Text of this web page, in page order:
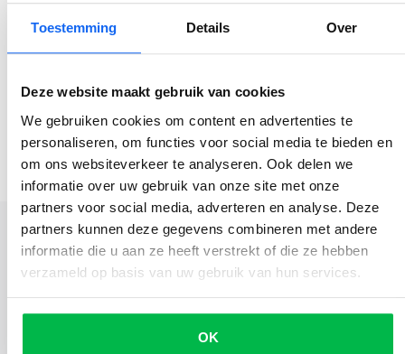
Toestemming Details Over
Deze website maakt gebruik van cookies
We gebruiken cookies om content en advertenties te
personaliseren, om functies voor social media te bieden en
om ons websiteverkeer te analyseren. Ook delen we
informatie over uw gebruik van onze site met onze
partners voor social media, adverteren en analyse. Deze
partners kunnen deze gegevens combineren met andere
informatie die u aan ze heeft verstrekt of die ze hebben
verzameld op basis van uw gebruik van hun services.
OK
Gijs Heinen
Eenvoudig en snel je voertuig
verkopen?